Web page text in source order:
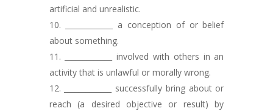
artificial and unrealistic.
_____________ a conception of or belief
about something.
_____________ involved with others in an
activity that is unlawful or morally wrong.
_____________ successfully bring about or
reach (a desired objective or result) by